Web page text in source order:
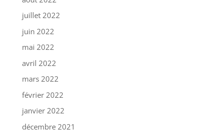
juillet 2022
juin 2022
mai 2022
avril 2022
mars 2022
février 2022
janvier 2022
décembre 2021